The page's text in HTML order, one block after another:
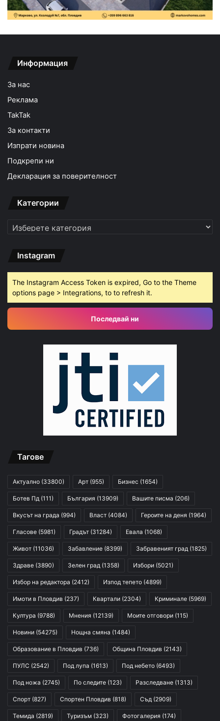
Информация
За нас
Реклама
TakTak
За контакти
Изпрати новина
Подкрепи ни
Декларация за поверителност
Категории
Категории
Instagram
The Instagram Access Token is expired, Go to the Theme
options page > Integrations, to to refresh it.
Последвай ни
Тагове
Актуално (33800) Арт (955) Бизнес (1654)
Ботев Пд (111) България (13909) Вашите писма (206)
Вкусът на града (994) Власт (4084) Героите на деня (1964)
Гласове (5981) Градът (31284) Евала (1068)
Живот (11036) Забавление (8399) Забравеният град (1825)
Здраве (3890) Зелен град (1358) Избори (5021)
Избор на редактора (2412) Изпод тепето (4899)
Имоти в Пловдив (237) Квартали (2304) Криминале (5969)
Култура (9788) Мнения (12139) Моите отговори (115)
Новини (54275) Нощна смяна (1484)
Образование в Пловдив (736) Община Пловдив (2143)
ПУЛС (2542) Под лупа (1613) Под небето (6493)
Под ножа (2745) По следите (123) Разследване (1313)
Спорт (827) Спортен Пловдив (818) Съд (2909)
Темида (2819) Туризъм (323) Фотогалерия (174)